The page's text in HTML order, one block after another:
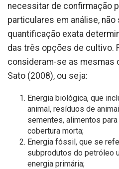
necessitar de confirmação
particulares em análise, não
quantificação exata
das três opções de cultivo.
consideram-se as mesmas
Sato (2008), ou seja:
Energia biológica, que
animal, resíduos de
sementes, alimentos
cobertura morta;
Energia fóssil, que se
subprodutos do petróleo
energia primária;